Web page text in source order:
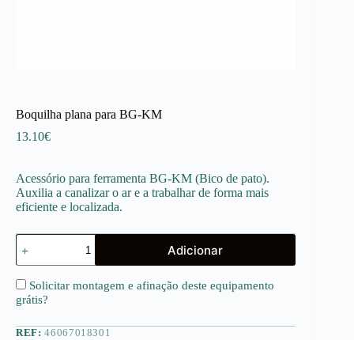
Boquilha plana para BG-KM
13.10€
Acessório para ferramenta BG-KM (Bico de pato).
Auxilia a canalizar o ar e a trabalhar de forma mais
eficiente e localizada.
Quantidade
de
Boquilha
plana
para
BG-
Adicionar
Solicitar montagem e afinação deste equipamento
grátis?
REF:46067018301